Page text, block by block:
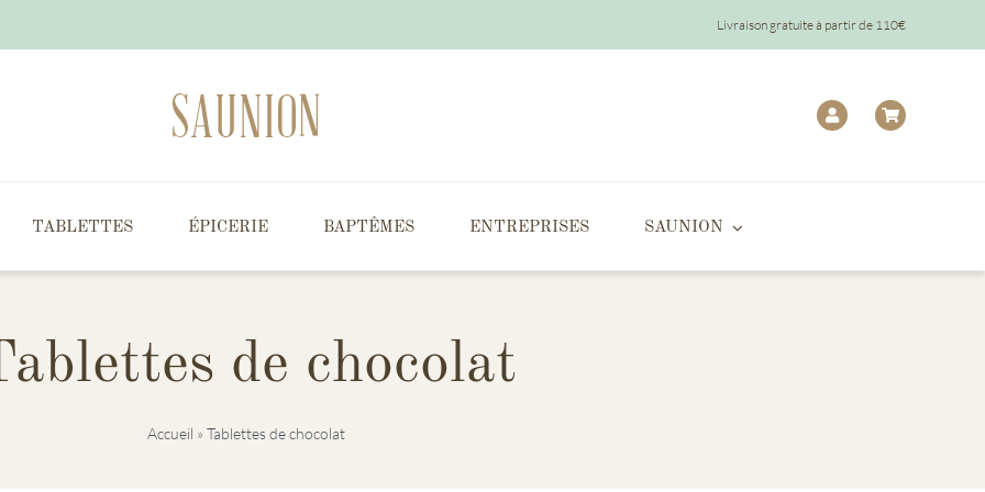
Livraison gratuite à partir de 110€
TABLETTES ÉPICERIE BAPTÊMES ENTREPRISES SAUNION
de chocolat
Accueil » Tablettes de chocolat